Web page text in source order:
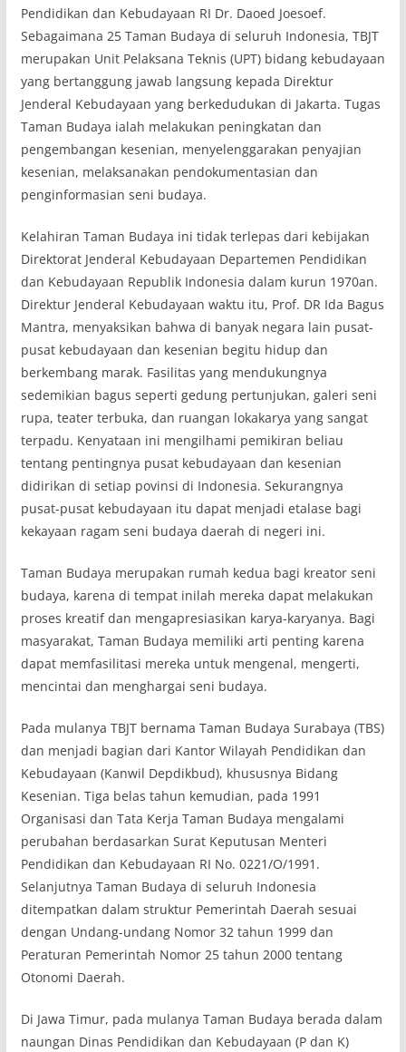
Pendidikan dan Kebudayaan RI Dr. Daoed Joesoef.
Sebagaimana 25 Taman Budaya di seluruh Indonesia, TBJT
merupakan Unit Pelaksana Teknis (UPT) bidang kebudayaan
yang bertanggung jawab langsung kepada Direktur
Jenderal Kebudayaan yang berkedudukan di Jakarta. Tugas
Taman Budaya ialah melakukan peningkatan dan
pengembangan kesenian, menyelenggarakan penyajian
kesenian, melaksanakan pendokumentasian dan
penginformasian seni budaya.
Kelahiran Taman Budaya ini tidak terlepas dari kebijakan
Direktorat Jenderal Kebudayaan Departemen Pendidikan
dan Kebudayaan Republik Indonesia dalam kurun 1970an.
Direktur Jenderal Kebudayaan waktu itu, Prof. DR Ida Bagus
Mantra, menyaksikan bahwa di banyak negara lain pusat-
pusat kebudayaan dan kesenian begitu hidup dan
berkembang marak. Fasilitas yang mendukungnya
sedemikian bagus seperti gedung pertunjukan, galeri seni
rupa, teater terbuka, dan ruangan lokakarya yang sangat
terpadu. Kenyataan ini mengilhami pemikiran beliau
tentang pentingnya pusat kebudayaan dan kesenian
didirikan di setiap povinsi di Indonesia. Sekurangnya
pusat-pusat kebudayaan itu dapat menjadi etalase bagi
kekayaan ragam seni budaya daerah di negeri ini.
Taman Budaya merupakan rumah kedua bagi kreator seni
budaya, karena di tempat inilah mereka dapat melakukan
proses kreatif dan mengapresiasikan karya-karyanya. Bagi
masyarakat, Taman Budaya memiliki arti penting karena
dapat memfasilitasi mereka untuk mengenal, mengerti,
mencintai dan menghargai seni budaya.
Pada mulanya TBJT bernama Taman Budaya Surabaya (TBS)
dan menjadi bagian dari Kantor Wilayah Pendidikan dan
Kebudayaan (Kanwil Depdikbud), khususnya Bidang
Kesenian. Tiga belas tahun kemudian, pada 1991
Organisasi dan Tata Kerja Taman Budaya mengalami
perubahan berdasarkan Surat Keputusan Menteri
Pendidikan dan Kebudayaan RI No. 0221/O/1991.
Selanjutnya Taman Budaya di seluruh Indonesia
ditempatkan dalam struktur Pemerintah Daerah sesuai
dengan Undang-undang Nomor 32 tahun 1999 dan
Peraturan Pemerintah Nomor 25 tahun 2000 tentang
Otonomi Daerah.
Di Jawa Timur, pada mulanya Taman Budaya berada dalam
naungan Dinas Pendidikan dan Kebudayaan (P dan K)